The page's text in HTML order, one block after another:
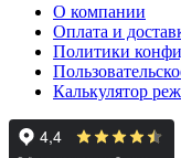
О компании
Оплата и
Политики
Калькулятор